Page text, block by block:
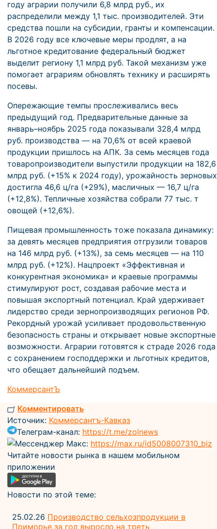
году аграрии получили 6,8 млрд руб., их
распределили между 1,1 тыс. производителей. Эти
средства пошли на субсидии, гранты и компенсации.
В 2026 году все ключевые меры продлят, а на
льготное кредитование федеральный бюджет
выделит региону 1,1 млрд руб. Такой механизм уже
помогает аграриям обновлять технику и расширять
посевы.
Опережающие темпы прослеживались весь
предыдущий год. Предварительные данные за
январь–ноябрь 2025 года показывали 328,4 млрд
руб. производства — на 70,6% от всей краевой
продукции пришлось на АПК. За семь месяцев года
товаропроизводители выпустили продукции на 182,6
млрд руб. (+15% к 2024 году), урожайность зерновых
достигла 46,6 ц/га (+29%), масличных — 16,7 ц/га
(+12,8%). Тепличные хозяйства собрали 77 тыс. т
овощей (+12,6%).
Пищевая промышленность тоже показала динамику:
за девять месяцев предприятия отгрузили товаров
на 146 млрд руб. (+13%), за семь месяцев — на 110
млрд руб. (+12%). Нацпроект «Эффективная и
конкурентная экономика» и краевые программы
стимулируют рост, создавая рабочие места и
повышая экспортный потенциал. Край удерживает
лидерство среди зернопроизводящих регионов РФ.
Рекордный урожай усиливает продовольственную
безопасность страны и открывает новые экспортные
возможности. Аграрии готовятся к страде 2026 года
с сохранением господдержки и льготных кредитов,
что обещает дальнейший подъем.
КоммерсантЪ
Комментировать
Источник: Коммерсантъ-Кавказ
Телеграм-канал: https://t.me/zolnews
Мессенджер Макс: https://max.ru/id5008007310_biz
Читайте новости рынка в нашем мобильном
приложении
Новости по этой теме:
25.02.26 Производство сельхозпродукции в
Приморье за год выросло на треть